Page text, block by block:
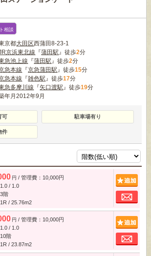
相談
京都大田区西蒲田8-23-1
京浜東北線 『蒲田駅』徒歩2分
急池上線 『蒲田駅』徒歩2分
急本線 『京急蒲田駅』徒歩15分
急本線 『雑色駅』徒歩17分
急多摩川線 『矢口渡駅』徒歩19分
年月2012年9月
可 駐車場有り
件
円 / 管理費：10,000円
/ 1.0
階
/ 25.76m2
円 / 管理費：10,000円
/ 1.0
階
/ 23.87m2